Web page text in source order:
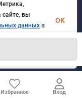
защищены
Избранное Вход
вы
данных в
OK